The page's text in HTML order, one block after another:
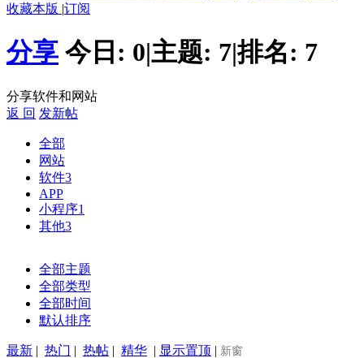
收藏本版 |订阅
分享 今日: 0|主题: 7|排名: 7
分享软件和网站
返 回 发新帖
全部
网站
软件3
APP
小程序1
其他3
全部主题
全部类型
全部时间
默认排序
最新 | 热门 | 热帖 | 精华 | 显示置顶 | 新窗